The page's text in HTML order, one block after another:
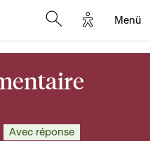
Options
Menü
Avec réponse